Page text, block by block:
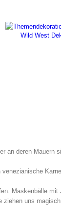
Wild West
an deren
Maskenbälle
uns